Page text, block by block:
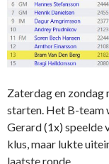
Zaterdag en
starten. Het B-team
Gerard (1x) speelde
klus, maar lukte
laatste ronde.